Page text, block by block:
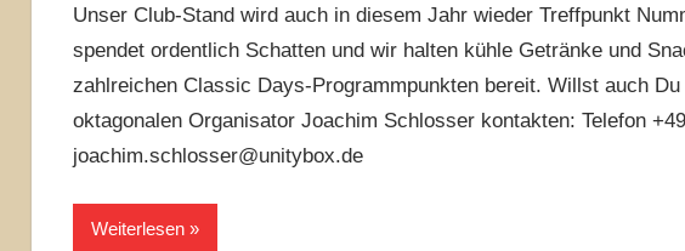
Unser Club-Stand wird auch in diesem Jahr wieder Treffpunkt
spendet ordentlich Schatten und wir halten kühle Getränke und
zahlreichen Classic Days-Programmpunkten bereit. Willst auch
oktagonalen Organisator Joachim Schlosser kontakten: Telefon
joachim.schlosser@unitybox.de
Weiterlesen